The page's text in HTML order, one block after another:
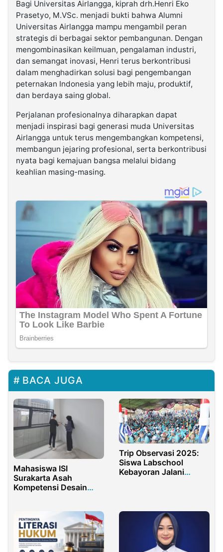
Bagi Universitas Airlangga, kiprah drh.Henri Eko
Prasetyo, M.VSc. menjadi bukti bahwa Alumni
Universitas Airlangga mampu mengambil peran
strategis di berbagai sektor pembangunan. Dengan
mengombinasikan keilmuan, pengalaman industri,
dan semangat inovasi, Henri terus berkontribusi
dalam menghadirkan solusi bagi pengembangan
peternakan Indonesia yang lebih maju, produktif,
dan berdaya saing global.
Perjalanan profesionalnya diharapkan dapat
menjadi inspirasi bagi generasi muda Universitas
Airlangga untuk terus mengembangkan kompetensi,
membangun jejaring profesional, serta berkontribusi
nyata bagi kemajuan bangsa melalui bidang
keahlian masing-masing.
BACA JUGA
Mahasiswa ISI
Surakarta Asah
Kompetensi Desain
Trip Observasi 2025:
Siswa Labschool
Kebayoran Jalani